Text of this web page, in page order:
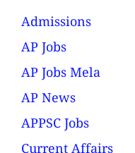
Admissions
AP Jobs
AP Jobs Mela
AP News
APPSC Jobs